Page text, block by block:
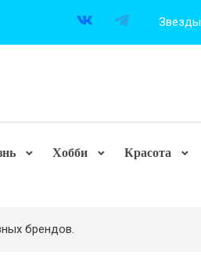
Звезды
Хобби Красота
брендов.